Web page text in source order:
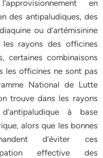
en
des antipaludiques, des
ou d’artémisinine
rayons des officines
certaines combinaisons
les officines ne sont pas
National de Lutte
trouve dans les rayons
à base
alors que les bonnes
d’éviter ces
effective des